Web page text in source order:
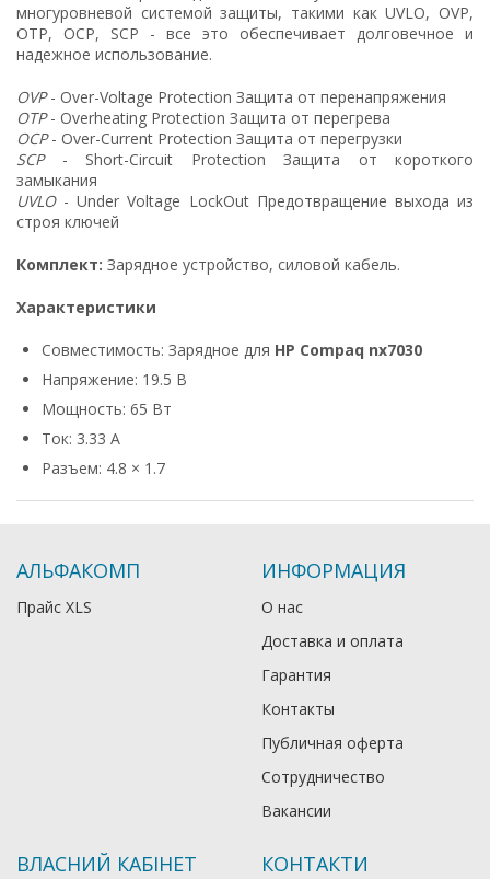
многуровневой системой защиты, такими как UVLO, OVP,
OTP, OCP, SCP - все это обеспечивает долговечное и
надежное использование.
OVP- Over-Voltage Protection Защита от перенапряжения
OTP- Overheating Protection Защита от перегрева
OCP- Over-Current Protection Защита от перегрузки
SCP- Short-Circuit Protection Защита от короткого
замыкания
UVLO- Under Voltage LockOut Предотвращение выхода из
строя ключей
Комплект: Зарядное устройство, силовой кабель.
Характеристики
Совместимость: Зарядное для HP Compaq nx7030
Напряжение: 19.5 В
Мощность: 65 Вт
Ток: 3.33 А
Разъем: 4.8 × 1.7
АЛЬФАКОМП
Прайс XLS
ИНФОРМАЦИЯ
О нас
Доставка и оплата
Гарантия
Контакты
Публичная оферта
Сотрудничество
Вакансии
ВЛАСНИЙ КАБІНЕТ КОНТАКТИ